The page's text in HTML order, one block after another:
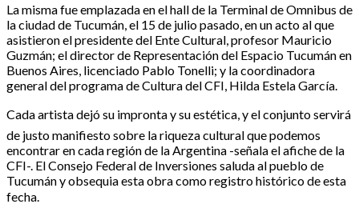
La misma fue emplazada en el hall de la Terminal de Omnibus de
la ciudad de Tucumán, el 15 de julio pasado, en un acto al que
asistieron el presidente del Ente Cultural, profesor Mauricio
Guzmán; el director de Representación del Espacio Tucumán en
Buenos Aires, licenciado Pablo Tonelli; y la coordinadora
general del programa de Cultura del CFI, Hilda Estela García.
Cada artista dejó su impronta y su estética, y el conjunto servirá
de justo manifiesto sobre la riqueza cultural que podemos
encontrar en cada región de la Argentina -señala el afiche de la
CFI-. El Consejo Federal de Inversiones saluda al pueblo de
Tucumán y obsequia esta obra como registro histórico de esta
fecha.